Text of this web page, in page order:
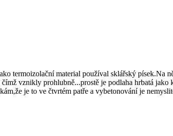
termoizolační material používal sklářský písek.Na
vznikly prohlubně...prostě je podlaha hrbatá
je to ve čtvrtém patře a vybetonování je